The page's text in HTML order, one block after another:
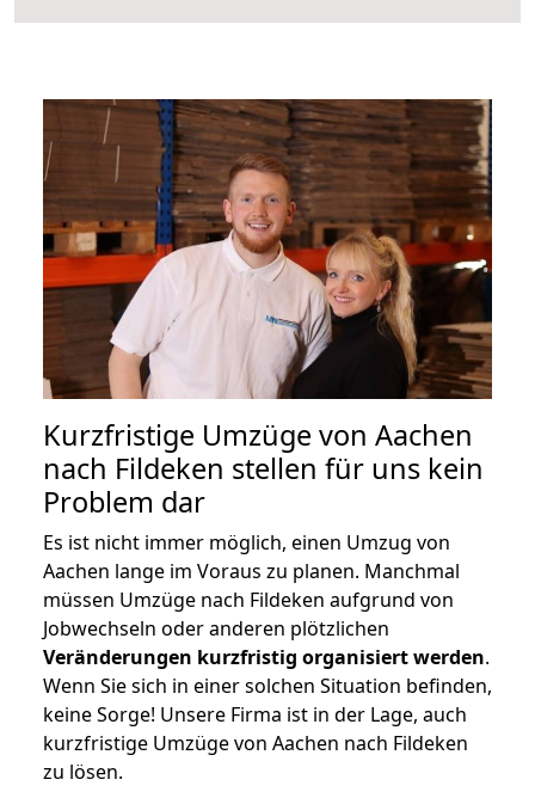
Kurzfristige Umzüge von Aachen
nach Fildeken stellen für uns kein
Problem dar
Es ist nicht immer möglich, einen Umzug von
Aachen lange im Voraus zu planen. Manchmal
müssen Umzüge nach Fildeken aufgrund von
Jobwechseln oder anderen plötzlichen
Veränderungen kurzfristig organisiert werden.
Wenn Sie sich in einer solchen Situation befinden,
keine Sorge! Unsere Firma ist in der Lage, auch
kurzfristige Umzüge von Aachen nach Fildeken
zu lösen.